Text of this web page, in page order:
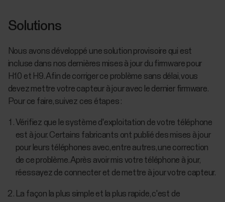
Solutions
Nous avons développé une solution provisoire qui est
incluse dans nos dernières mises à jour du firmware pour
H10 et H9. Afin de corriger ce problème sans délai, vous
devez mettre votre capteur à jour avec le dernier firmware.
Pour ce faire, suivez ces étapes :
Vérifiez que le système d'exploitation de votre téléphone
est à jour. Certains fabricants ont publié des mises à jour
pour leurs téléphones avec, entre autres, une correction
de ce problème. Après avoir mis votre téléphone à jour,
réessayez de connecter et de mettre à jour votre capteur.
La façon la plus simple et la plus rapide, c'est de